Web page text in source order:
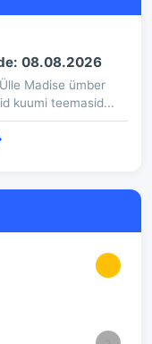
08.08.2026
Madise ümber
kuumi teemasid...